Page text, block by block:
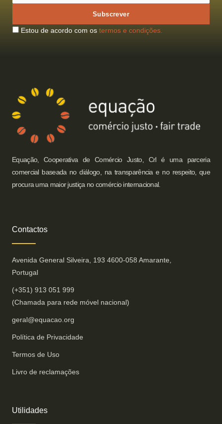
Estou de acordo com os termos e condições.
Equação, Cooperativa de Comércio Justo, Crl é uma parceria
comercial baseada no diálogo, na transparência e no respeito, que
procura uma maior justiça no comércio internacional.​
Contactos
Avenida General Silveira, 193 4600-058 Amarante,
Portugal
(+351) 913 051 999
(Chamada para rede móvel nacional)
geral@equacao.org
Política de Privacidade
Termos de Uso
Livro de reclamações
Utilidades